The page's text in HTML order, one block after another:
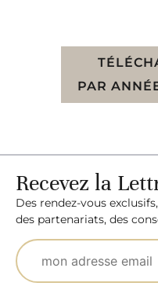
PAR
Recevez la
Des rendez-vous
des partenariats, des